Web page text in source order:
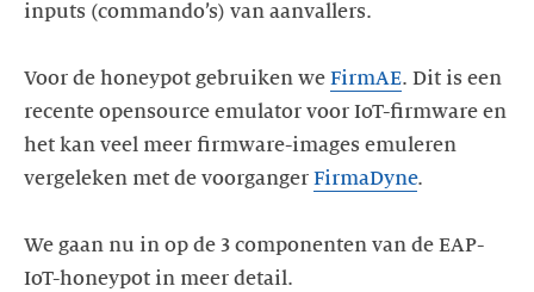
inputs (commando’s) van aanvallers.
Voor de honeypot gebruiken we FirmAE. Dit is een
recente opensource emulator voor IoT-firmware en
het kan veel meer firmware-images emuleren
vergeleken met de voorganger FirmaDyne.
We gaan nu in op de 3 componenten van de EAP-
IoT-honeypot in meer detail.